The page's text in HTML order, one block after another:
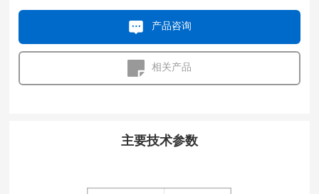
主要技术参数
产品咨询
相关产品